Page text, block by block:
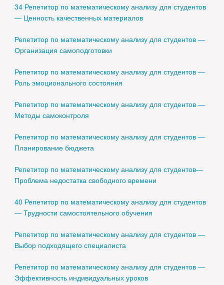
34 Репетитор по математическому анализу для студентов
— Ценность качественных материалов
Репетитор по математическому анализу для студентов —
Организация самоподготовки
Репетитор по математическому анализу для студентов —
Роль эмоционального состояния
Репетитор по математическому анализу для студентов —
Методы самоконтроля
Репетитор по математическому анализу для студентов —
Планирование бюджета
Репетитор по математическому анализу для студентов—
Проблема недостатка свободного времени
40 Репетитор по математическому анализу для студентов
— Трудности самостоятельного обучения
Репетитор по математическому анализу для студентов —
Выбор подходящего специалиста
Репетитор по математическому анализу для студентов —
Эффективность индивидуальных уроков